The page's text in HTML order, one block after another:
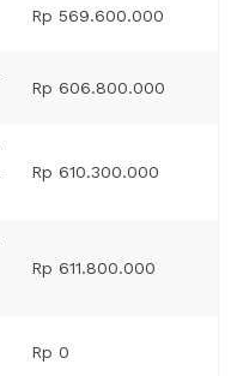
Rp 569.600.000
Rp 606.800.000
Rp 610.300.000
Rp 611.800.000
Rp 0